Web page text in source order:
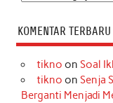
KOMENTAR TERBARU
tikno on Soal
tikno on Senja
Berganti Menjadi